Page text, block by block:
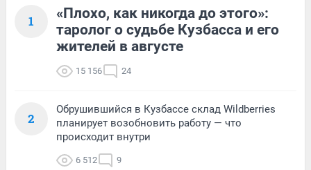
1
«Плохо, как никогда до этого»:
таролог о судьбе Кузбасса и его
жителей в августе
15 156 24
2
Обрушившийся в Кузбассе склад Wildberries
планирует возобновить работу — что
происходит внутри
6 512 9